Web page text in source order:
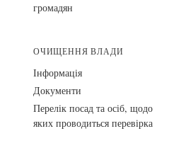
громадян
ОЧИЩЕННЯ ВЛАДИ
Інформація
Документи
Перелік посад та осіб, щодо
яких проводиться перевірка